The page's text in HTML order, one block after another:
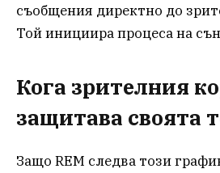
съобщения директно до
Той инициира процеса на
Кога зрителния
защитава своята
Защо REM следва този